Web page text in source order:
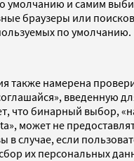
умолчанию и самим
браузеры или
по умолчанию.
также намерена
введенную
что бинарный выбор,
может не
в случае, если
их персональных